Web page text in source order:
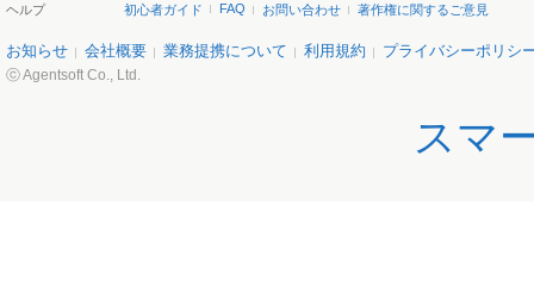
ヘルプ
初心者ガイド FAQ お問い合わせ 著作権に関するご意見
お知らせ 会社概要 業務提携について 利用規約 プライバシーポリシ
ⓒ Agentsoft Co., Ltd.
スマ